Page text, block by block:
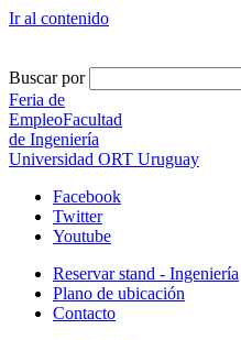
Ir al contenido
Buscar por
Feria de
EmpleoFacultad
de Ingeniería
Universidad ORT Uruguay
Facebook
Twitter
Youtube
Reservar stand - Ingeniería
Plano de ubicación
Contacto